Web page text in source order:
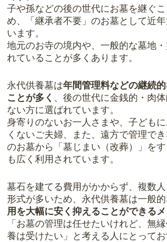
子や孫などの後の世代にお墓を継ぐ
め、「継承者不要」のお墓として近
います。
地元のお寺の境内や、一般的な墓地
れていることが多くあります。
永代供養墓は年間管理料などの継続
ことが多く
、後の世代に金銭的・肉
ない方に選ばれています。
身寄りのないお一人さまや、子ども
くないご夫婦、また、遠方で管理で
のお墓から「墓じまい（改葬）」を
も広く利用されています。
墓石を建てる費用がかからず、複数
形式が多いため、永代供養墓は一般
用を大幅に安く抑えることができる
「お墓の管理は任せたいけれど、無
養は受けたい」と考える人にとって